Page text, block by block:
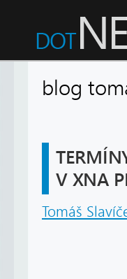
blog
V XNA
Tomáš